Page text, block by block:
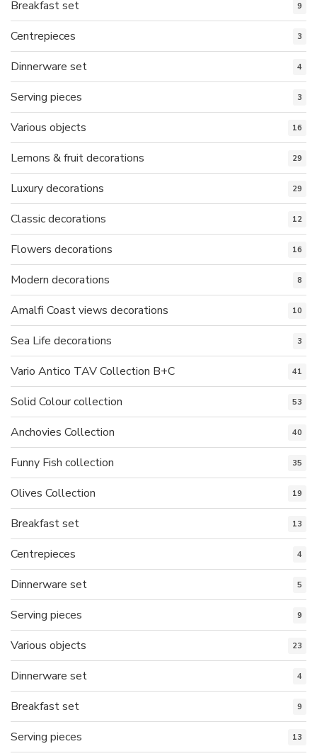
Breakfast set 9
Centrepieces 3
Dinnerware set 4
Serving pieces 3
Various objects 16
Lemons & fruit decorations 29
Luxury decorations 29
Classic decorations 12
Flowers decorations 16
Modern decorations 8
Amalfi Coast views decorations 10
Sea Life decorations 3
Vario Antico TAV Collection B+C 41
Solid Colour collection 53
Anchovies Collection 40
Funny Fish collection 35
Olives Collection 19
Breakfast set 13
Centrepieces 4
Dinnerware set 5
Serving pieces 9
Various objects 23
Dinnerware set 4
Breakfast set 9
Serving pieces 13